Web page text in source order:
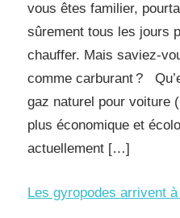
vous êtes familier,
sûrement tous les jours
chauffer. Mais saviez-
comme carburant ?
gaz naturel pour voiture
plus économique et
actuellement […]
Les gyropodes arrivent